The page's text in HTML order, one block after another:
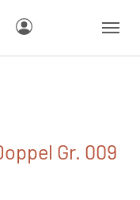
Gr. 009